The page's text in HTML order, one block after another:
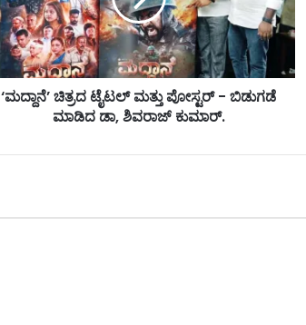
‘ಮದ್ದಾನೆ’ ಚಿತ್ರದ ಟೈಟಲ್ ಮತ್ತು ಪೋಸ್ಟರ್ - ಬಿಡುಗಡೆ
ಮಾಡಿದ ಡಾ, ಶಿವರಾಜ್ ಕುಮಾರ್.